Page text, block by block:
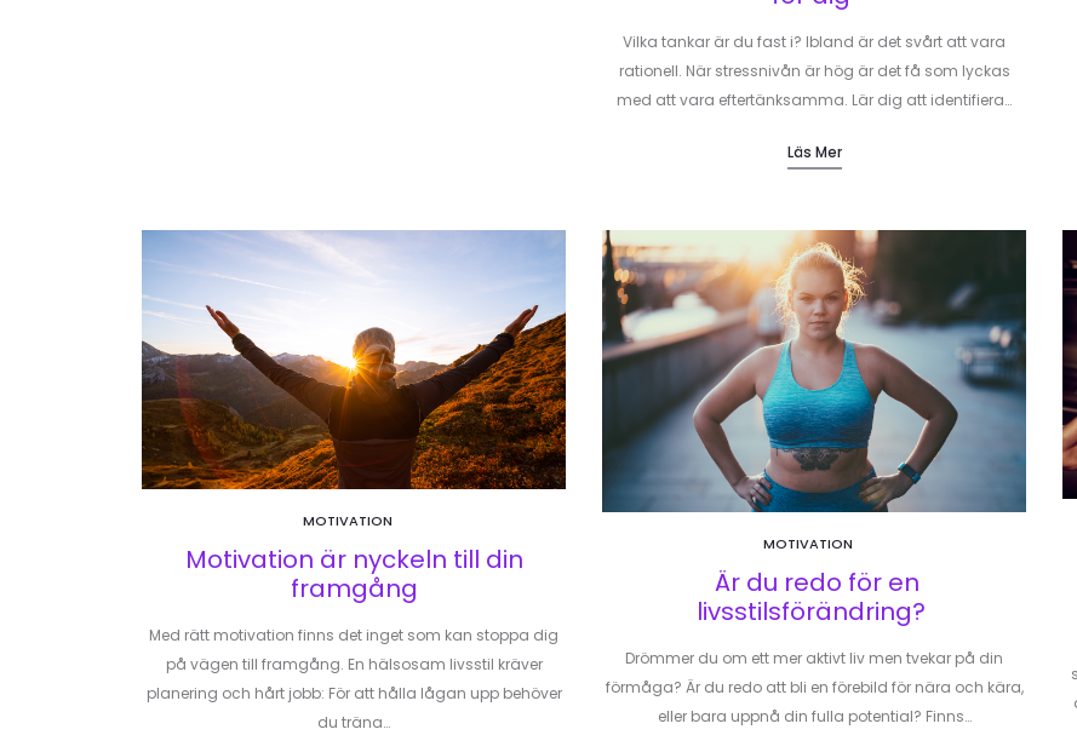
Vilka tankar är du fast i? Ibland är det svårt att vara
rationell. När stressnivån är hög är det få som lyckas
med att vara eftertänksamma. Lär dig att identifiera…
Läs Mer
MOTIVATION
Motivation är nyckeln till din
framgång
Med rätt motivation finns det inget som kan stoppa dig
på vägen till framgång. En hälsosam livsstil kräver
planering och hårt jobb: För att hålla lågan upp behöver
du träna…
MOTIVATION
Är du redo för en
livsstilsförändring?
Drömmer du om ett mer aktivt liv men tvekar på din
förmåga? Är du redo att bli en förebild för nära och kära,
eller bara uppnå din fulla potential? Finns…